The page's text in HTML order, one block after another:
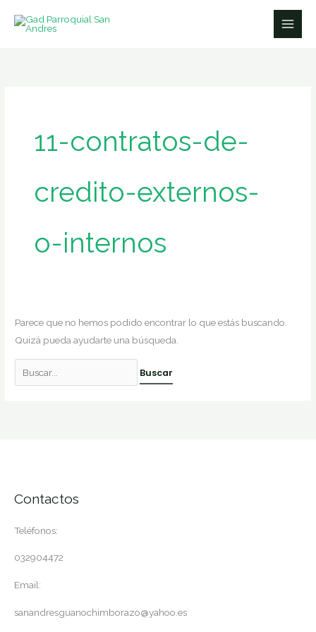
11-contratos-de-
credito-externos-
o-internos
Parece que no hemos podido encontrar lo que estás buscando.
Quizá pueda ayudarte una búsqueda.
por:
Contactos
Teléfonos:
032904472
Email:
sanandresguanochimborazo@yahoo.es